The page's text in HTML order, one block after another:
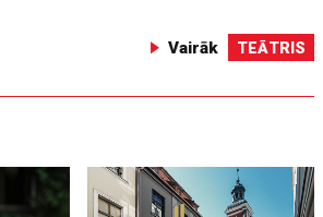
Vairāk TEĀTRIS